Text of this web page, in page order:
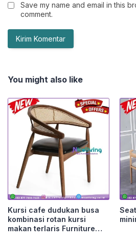
Save my name and email in this
comment.
You might also like
Kursi cafe dudukan busa
kombinasi rotan kursi
makan terlaris Furniture